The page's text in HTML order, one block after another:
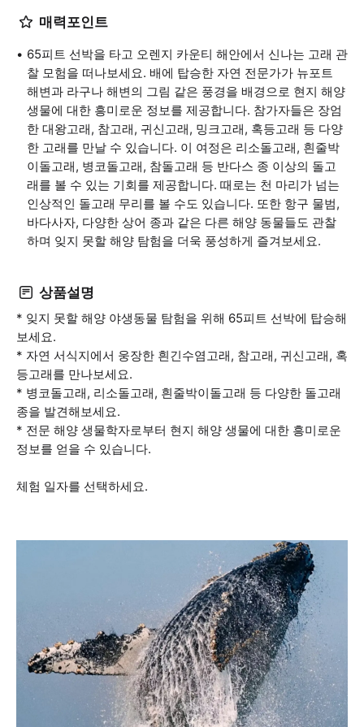
매력포인트
65피트 선박을 타고 오렌지 카운티 해안에서 신나는 고래 관
찰 모험을 떠나보세요. 배에 탑승한 자연 전문가가 뉴포트
해변과 라구나 해변의 그림 같은 풍경을 배경으로 현지 해양
생물에 대한 흥미로운 정보를 제공합니다. 참가자들은 장엄
한 대왕고래, 참고래, 귀신고래, 밍크고래, 혹등고래 등 다양
한 고래를 만날 수 있습니다. 이 여정은 리소돌고래, 흰줄박
이돌고래, 병코돌고래, 참돌고래 등 반다스 종 이상의 돌고
래를 볼 수 있는 기회를 제공합니다. 때로는 천 마리가 넘는
인상적인 돌고래 무리를 볼 수도 있습니다. 또한 항구 물범,
바다사자, 다양한 상어 종과 같은 다른 해양 동물들도 관찰
하며 잊지 못할 해양 탐험을 더욱 풍성하게 즐겨보세요.
상품설명
* 잊지 못할 해양 야생동물 탐험을 위해 65피트 선박에 탑승해
보세요.
* 자연 서식지에서 웅장한 흰긴수염고래, 참고래, 귀신고래, 혹
등고래를 만나보세요.
* 병코돌고래, 리소돌고래, 흰줄박이돌고래 등 다양한 돌고래
종을 발견해보세요.
* 전문 해양 생물학자로부터 현지 해양 생물에 대한 흥미로운
정보를 얻을 수 있습니다.
체험 일자를 선택하세요.